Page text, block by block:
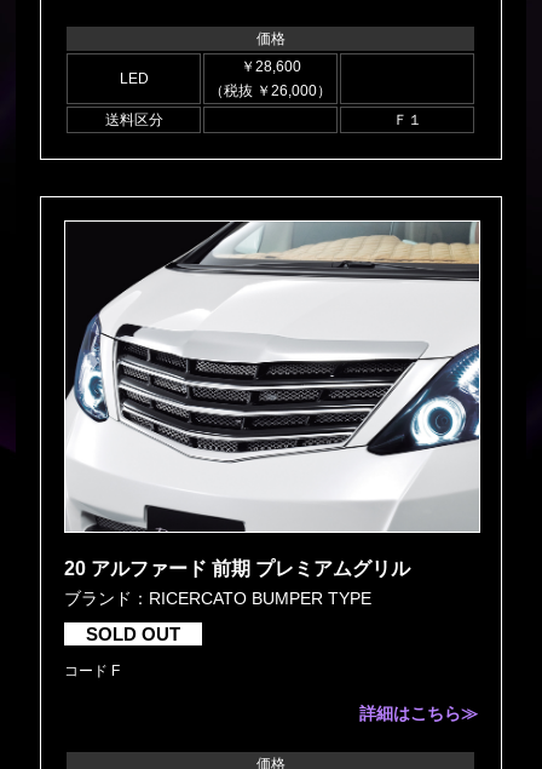
価格
LED
￥28,600
（税抜 ￥26,000）
送料区分
Ｆ１
20 アルファード 前期 プレミアムグリル
ブランド：RICERCATO BUMPER TYPE
SOLD OUT
コード F
詳細はこちら≫
価格